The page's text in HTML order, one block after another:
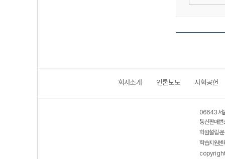
회사소개 언론보도 사회공헌
06643 서
통신판매
학원설립·
학습지원